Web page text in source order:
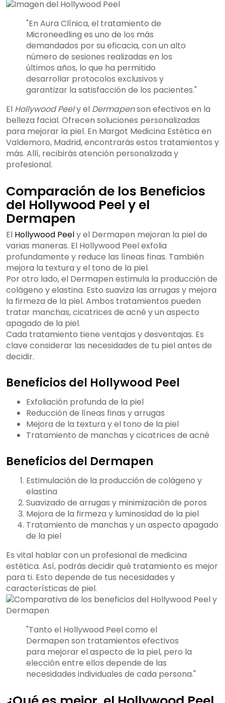
"En Aura Clínica, el tratamiento de
Microneedling es uno de los más
demandados por su eficacia, con un alto
número de sesiones realizadas en los
últimos años, lo que ha permitido
desarrollar protocolos exclusivos y
garantizar la satisfacción de los pacientes."
El Hollywood Peely el Dermapenson efectivos en la
belleza facial. Ofrecen soluciones personalizadas
para mejorar la piel. En Margot Medicina Estética en
Valdemoro, Madrid, encontrarás estos tratamientos y
más. Allí, recibirás atención personalizada y
profesional.
Comparación de los Beneficios
del Hollywood Peel y el
Dermapen
El Hollywood Peely el Dermapen mejoran la piel de
varias maneras. El Hollywood Peel exfolia
profundamente y reduce las líneas finas. También
mejora la textura y el tono de la piel.
Por otro lado, el Dermapen estimula la producción de
colágeno y elastina. Esto suaviza las arrugas y mejora
la firmeza de la piel. Ambos tratamientos pueden
tratar manchas, cicatrices de acné y un aspecto
apagado de la piel.
Cada tratamiento tiene ventajas y desventajas. Es
clave considerar las necesidades de tu piel antes de
decidir.
Beneficios del Hollywood Peel
Exfoliación profunda de la piel
Reducción de líneas finas y arrugas
Mejora de la textura y el tono de la piel
Tratamiento de manchas y cicatrices de acné
Beneficios del Dermapen
Estimulación de la producción de colágeno y
elastina
Suavizado de arrugas y minimización de poros
Mejora de la firmeza y luminosidad de la piel
Tratamiento de manchas y un aspecto apagado
de la piel
Es vital hablar con un profesional de medicina
estética. Así, podrás decidir qué tratamiento es mejor
para ti. Esto depende de tus necesidades y
características de piel.
"Tanto el Hollywood Peel como el
Dermapen son tratamientos efectivos
para mejorar el aspecto de la piel, pero la
elección entre ellos depende de las
necesidades individuales de cada persona."